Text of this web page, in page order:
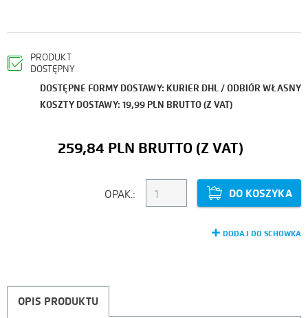
PRODUKT
DOSTĘPNY
DOSTĘPNE FORMY DOSTAWY: KURIER DHL / ODBIÓR WŁASNY
KOSZTY DOSTAWY: 19,99 PLN BRUTTO (Z VAT)
259,84 PLN
OPAK.: DO KOSZYKA
DODAJ DO SCHOWKA
OPIS PRODUKTU